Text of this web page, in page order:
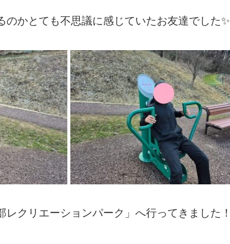
のかとても不思議に感じていたお友達でした✨️
レクリエーションパーク」へ行ってきました！